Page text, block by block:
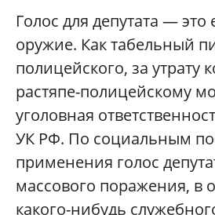
Голос для депутата — это
оружие. Как табельный
полицейского, за утрату
растяпе-полицейскому
уголовная
УК РФ. По социальным
применения голос
массового поражения, в
какого-нибудь